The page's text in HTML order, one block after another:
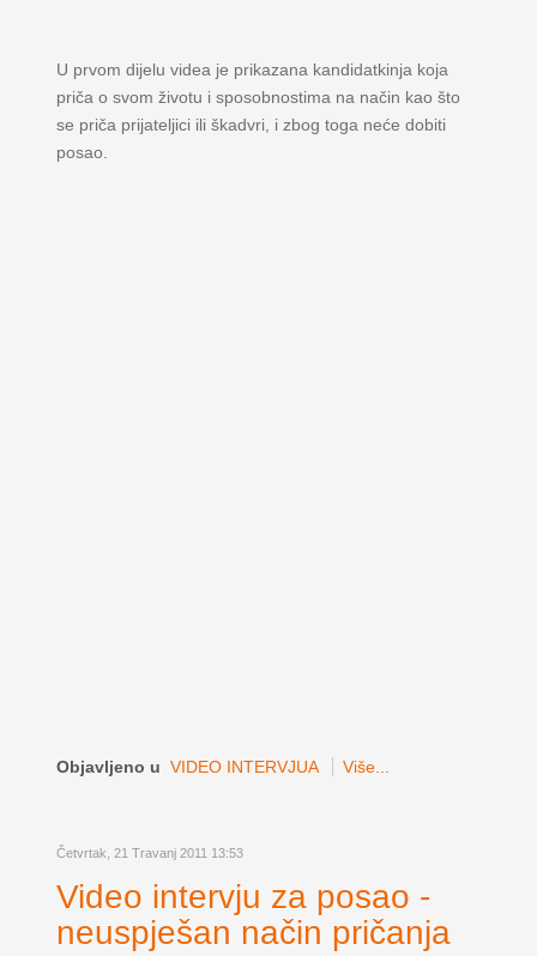
U prvom dijelu videa je prikazana kandidatkinja koja
priča o svom životu i sposobnostima na način kao što
se priča prijateljici ili škadvri, i zbog toga neće dobiti
posao.
Objavljeno u VIDEO INTERVJUA Više...
Četvrtak, 21 Travanj 2011 13:53
Video intervju za posao -
neuspješan način pričanja